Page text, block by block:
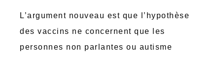
L’argument nouveau est que l’hypothèse
des vaccins ne concernent que les
personnes non parlantes ou autisme